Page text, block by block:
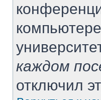
каждом
отключил